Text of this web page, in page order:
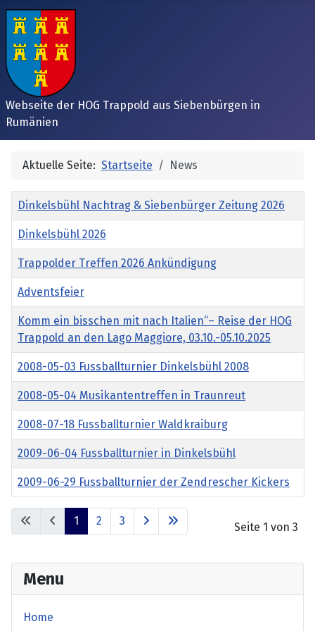
Webseite der HOG Trappold aus Siebenbürgen in
Rumänien
Menu
Home
Aktuelle Seite: Startseite News
Beiträge
Titel
Dinkelsbühl Nachtrag & Siebenbürger Zeitung 2026
Dinkelsbühl 2026
Trappolder Treffen 2026 Ankündigung
Adventsfeier
Komm ein bisschen mit nach Italien“– Reise der HOG
Trappold an den Lago Maggiore, 03.10.-05.10.2025
2008-05-03 Fussballturnier Dinkelsbühl 2008
2008-05-04 Musikantentreffen in Traunreut
2008-07-18 Fussballturnier Waldkraiburg
2009-06-04 Fussballturnier in Dinkelsbühl
2009-06-29 Fussballturnier der Zendrescher Kickers
Seite 1 von 3
1 2 3